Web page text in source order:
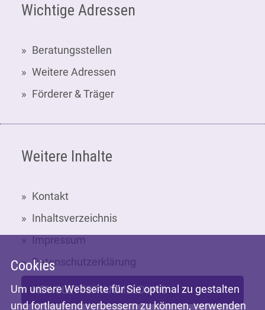
Wichtige Adressen
Beratungsstellen
Weitere Adressen
Förderer & Träger
Weitere Inhalte
Kontakt
Inhaltsverzeichnis
Impressum
Datenschutzerklärung
NEWSLETTER-ANMELDUNG
Cookies
Um unsere Webseite für Sie optimal zu gestalten
und fortlaufend verbessern zu können, verwenden